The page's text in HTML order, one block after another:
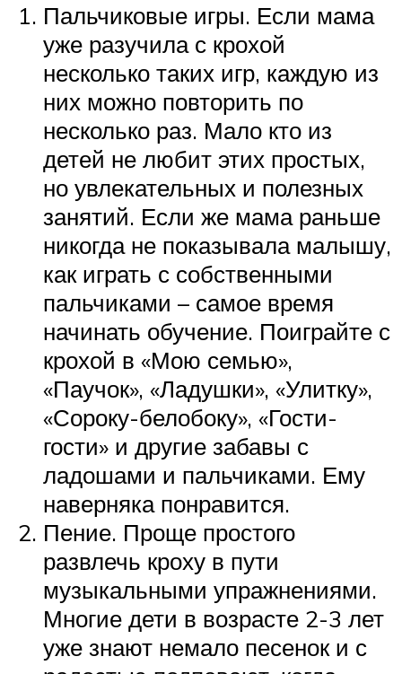
Пальчиковые игры. Если мама
уже разучила с крохой
несколько таких игр, каждую из
них можно повторить по
несколько раз. Мало кто из
детей не любит этих простых,
но увлекательных и полезных
занятий. Если же мама раньше
никогда не показывала малышу,
как играть с собственными
пальчиками – самое время
начинать обучение. Поиграйте с
крохой в «Мою семью»,
«Паучок», «Ладушки», «Улитку»,
«Сороку-белобоку», «Гости-
гости» и другие забавы с
ладошами и пальчиками. Ему
наверняка понравится.
Пение. Проще простого
развлечь кроху в пути
музыкальными упражнениями.
Многие дети в возрасте 2-3 лет
уже знают немало песенок и с